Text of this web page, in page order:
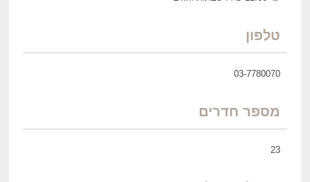
טלפון
03-7780070
מספר חדרים
23